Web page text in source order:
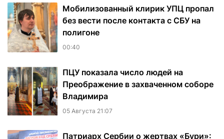
Мобилизованный клирик УПЦ пропал
без вести после контакта с СБУ на
полигоне
00:40
ПЦУ показала число людей на
Преображение в захваченном соборе
Владимира
05 Августа 21:07
Патриарх Сербии о жертвах «Бури»: